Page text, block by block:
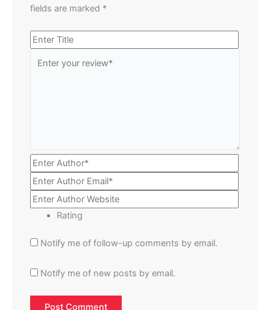
fields are marked *
Rating
Notify me of follow-up comments by email.
Notify me of new posts by email.